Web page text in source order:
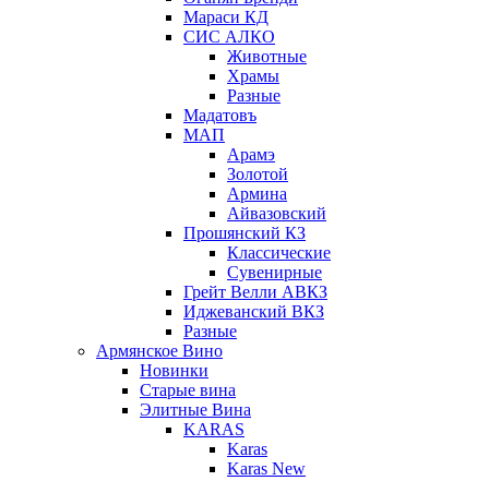
Мараси КД
СИС АЛКО
Животные
Храмы
Разные
Мадатовъ
МАП
Арамэ
Золотой
Армина
Айвазовский
Прошянский КЗ
Классические
Сувенирные
Грейт Велли АВКЗ
Иджеванский ВКЗ
Разные
Армянское Вино
Новинки
Старые вина
Элитные Вина
KARAS
Karas
Karas New